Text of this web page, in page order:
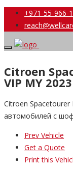
+971-55-966-
Citroen
VIP MY 2023
Citroen Spacetourer
автомобилей с
Prev Vehicle
Get a Quote
Print this